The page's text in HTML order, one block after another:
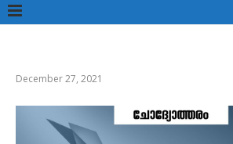
December 27, 2021